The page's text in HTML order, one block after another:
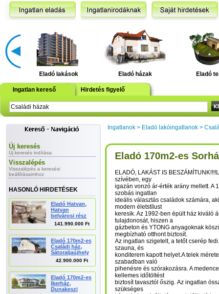
Eladó lakások Eladó házak Eladó
Ingatlan kereső Hirdetés figyelő
Új keresés
Új keresés indítása
Visszalépés
Visszalépés a keresési
beállításaimhoz
HASONLÓ HIRDETÉSEK
Eladó Hatvan,
Hatvan
belvárosi rész
141.990.000 Ft
Eladó 170m2-es
Családi ház,
Sátoraljaújhely
42.900.000 Ft
Eladó 170m2-es
Ikerház,
Dunakeszi
Ingatlanok > Eladó lakóingatlanok >
Eladó 170m2-es
ELADÓ, LAKÁST IS
szívében, egy
igazán vonzó ár-érték arány mellett. A
szobás ingatlan
ideális választás családok számára,
modern életstílust
keresik. Az 1992-ben épült ház kiváló
tulajdonosát, hiszen a
gázbeton és YTONG anyagoknak
megbízható otthont biztosít.
Az ingatlan szigetelt, a tetőt cserép
szauna, és
konditerem kapott helyet.A telek
szabadban való
pihenésre és szórakozásra. A
kellemes időtöltést
biztosít tavasztól őszig. Az ingatlan
szükséges